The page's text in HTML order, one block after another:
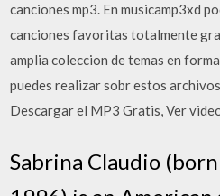
canciones mp3. En musicamp3xd
canciones favoritas totalmente
amplia coleccion de temas en
puedes realizar sobr estos
Descargar el MP3 Gratis, Ver
Sabrina Claudio